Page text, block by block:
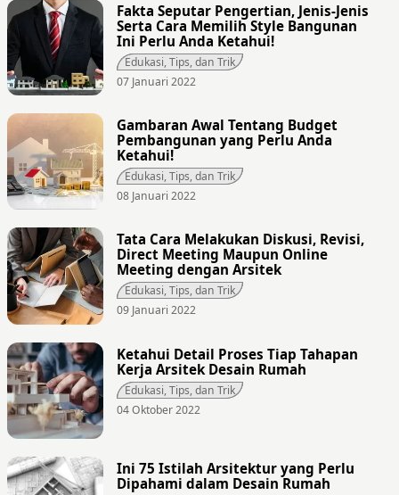
Fakta Seputar Pengertian, Jenis-Jenis
Serta Cara Memilih Style Bangunan
Ini Perlu Anda Ketahui!
Edukasi, Tips, dan Trik
07 Januari 2022
Gambaran Awal Tentang Budget
Pembangunan yang Perlu Anda
Ketahui!
Edukasi, Tips, dan Trik
08 Januari 2022
Tata Cara Melakukan Diskusi, Revisi,
Direct Meeting Maupun Online
Meeting dengan Arsitek
Edukasi, Tips, dan Trik
09 Januari 2022
Ketahui Detail Proses Tiap Tahapan
Kerja Arsitek Desain Rumah
Edukasi, Tips, dan Trik
04 Oktober 2022
Ini 75 Istilah Arsitektur yang Perlu
Dipahami dalam Desain Rumah